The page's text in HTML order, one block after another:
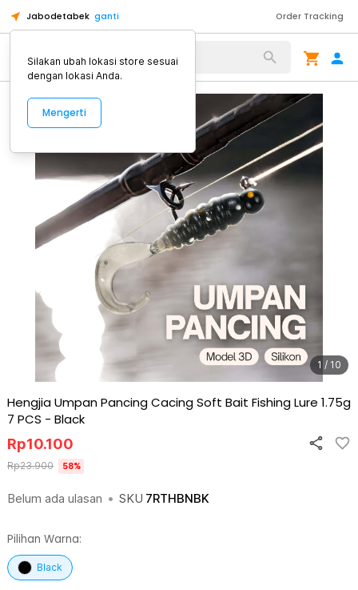
Jabodetabek ganti Order Tracking
Alat Kopi
1 / 10
Hengjia Umpan Pancing Cacing Soft Bait Fishing Lure 1.75g
7 PCS - Black
Belum ada ulasan • SKU 7RTHBNBK
Rp10.100
Rp23.900 58%
Pilihan Warna:
Black
Silakan ubah lokasi store sesuai
dengan lokasi Anda.
Mengerti